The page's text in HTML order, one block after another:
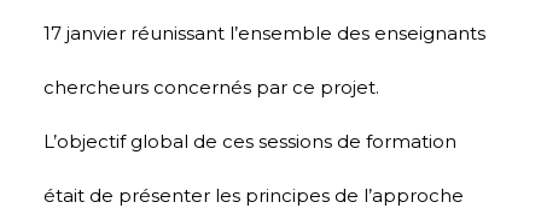
17 janvier réunissant l’ensemble des enseignants
chercheurs concernés par ce projet.
L’objectif global de ces sessions de formation
était de présenter les principes de l’approche